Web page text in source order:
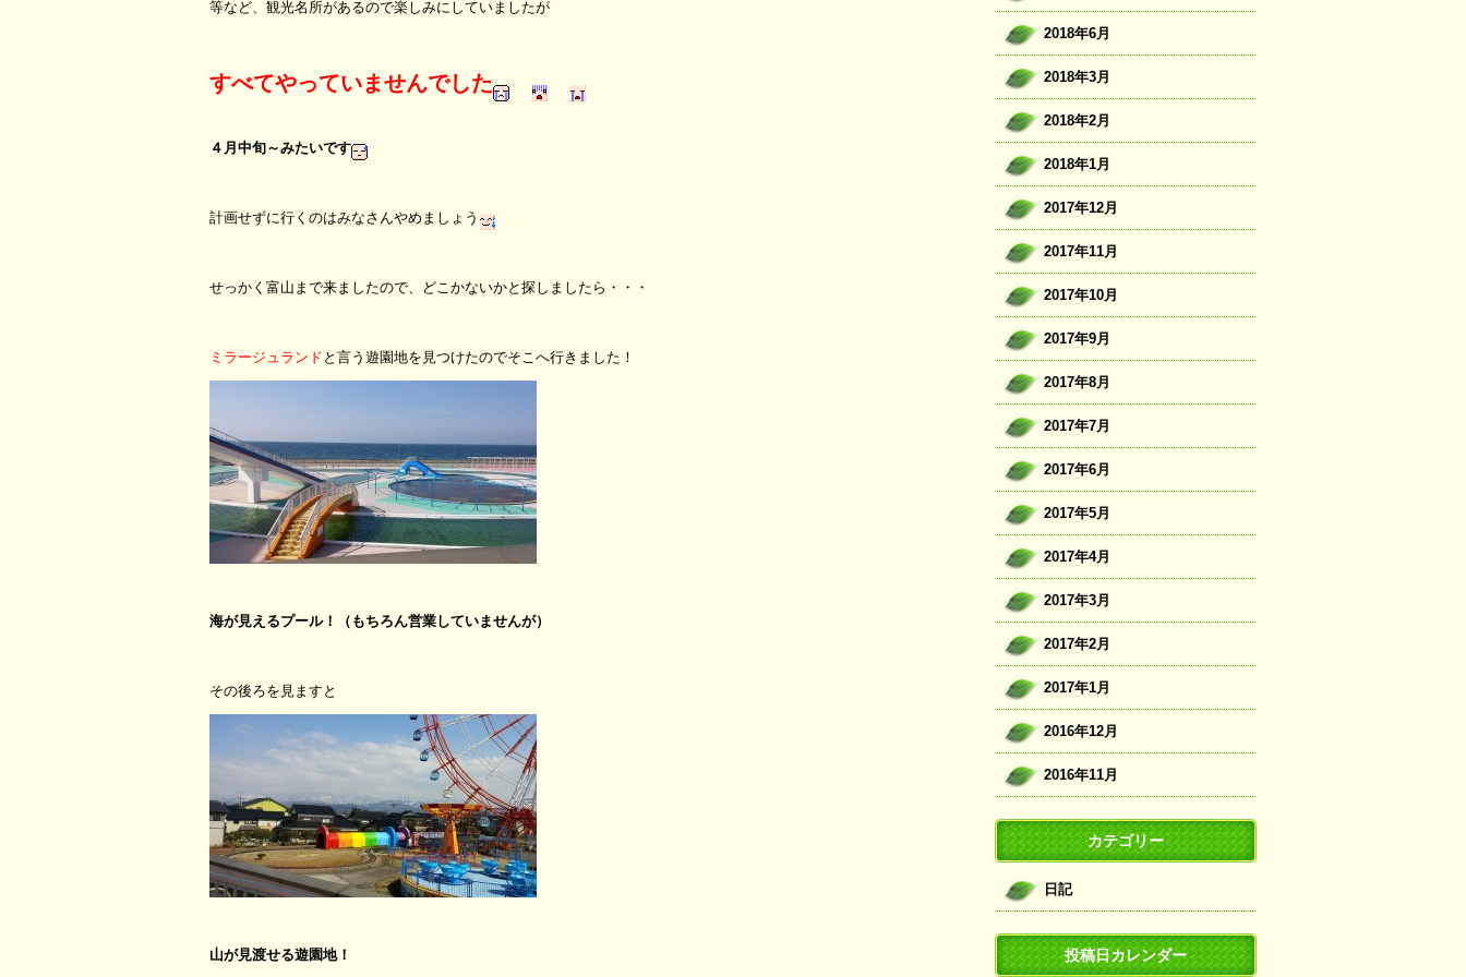
等など、観光名所があるので楽しみにしていましたが
すべてやっていませんでした
４月中旬～みたいです
計画せずに行くのはみなさんやめましょう
せっかく富山まで来ましたので、どこかないかと探しましたら・・・
ミラージュランド と言う遊園地を見つけたのでそこへ行きました！
海が見えるプール！（もちろん営業していませんが）
その後ろを見ますと
山が見渡せる遊園地！
2018年6月
2018年3月
2018年2月
2018年1月
2017年12月
2017年11月
2017年10月
2017年9月
2017年8月
2017年7月
2017年6月
2017年5月
2017年4月
2017年3月
2017年2月
2017年1月
2016年12月
2016年11月
カテゴリー
日記
投稿日カレンダー